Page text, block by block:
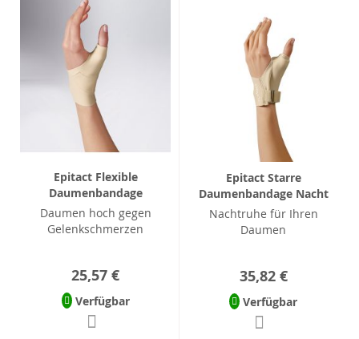
Epitact Flexible
Daumenbandage
Daumen hoch gegen
Gelenkschmerzen
25,57 €
Verfügbar
Epitact Starre
Daumenbandage Nacht
Nachtruhe für Ihren
Daumen
35,82 €
Verfügbar